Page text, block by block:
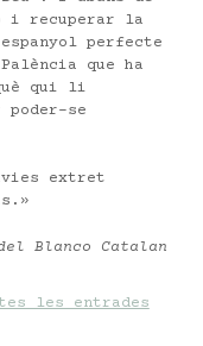
i recuperar la
perfecte
que ha
qui li
poder-se
extret
Blanco Catalan
les entrades